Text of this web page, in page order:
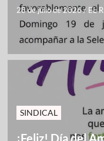
28 de julio de 2026/ EL
SINDICAL